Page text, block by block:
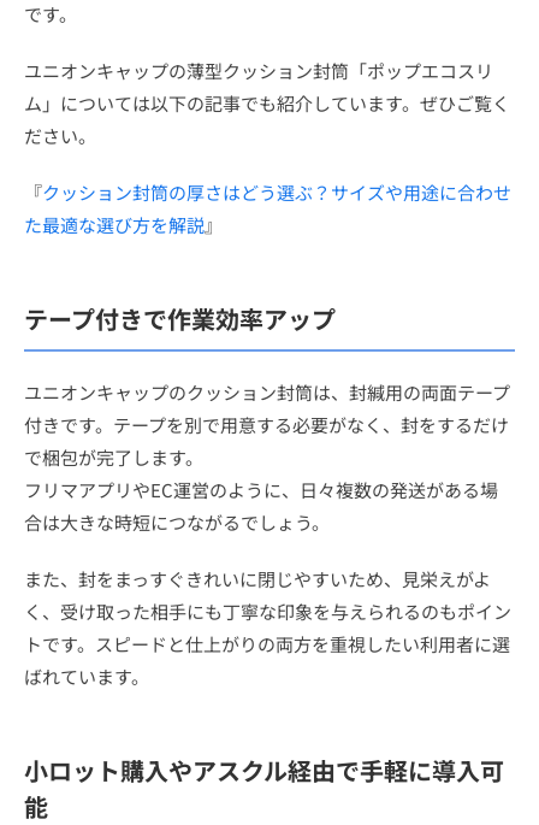
です。
ユニオンキャップの薄型クッション封筒「ポップエコスリ
ム」については以下の記事でも紹介しています。ぜひご覧く
ださい。
『クッション封筒の厚さはどう選ぶ？サイズや用途に合わせ
た最適な選び方を解説』
テープ付きで作業効率アップ
ユニオンキャップのクッション封筒は、封緘用の両面テープ
付きです。テープを別で用意する必要がなく、封をするだけ
で梱包が完了します。
フリマアプリやEC運営のように、日々複数の発送がある場
合は大きな時短につながるでしょう。
また、封をまっすぐきれいに閉じやすいため、見栄えがよ
く、受け取った相手にも丁寧な印象を与えられるのもポイン
トです。スピードと仕上がりの両方を重視したい利用者に選
ばれています。
小ロット購入やアスクル経由で手軽に導入可
能